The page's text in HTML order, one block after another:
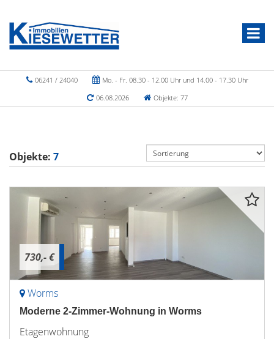
06241 / 24040
Mo. - Fr. 08.30 - 12.00 Uhr und 14.00 - 17.30 Uhr
06.08.2026
Objekte: 77
Objekte: 7
730,- €
Worms
Moderne 2-Zimmer-Wohnung in Worms
Etagenwohnung